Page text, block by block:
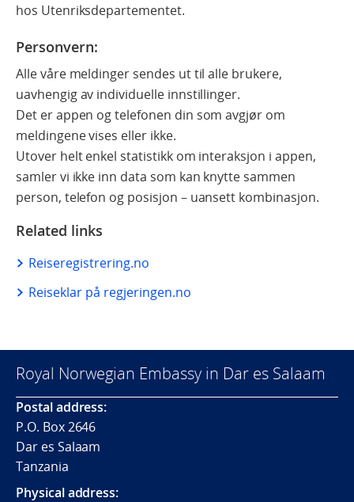
hos Utenriksdepartementet.
Personvern:
Alle våre meldinger sendes ut til alle brukere,
uavhengig av individuelle innstillinger.
Det er appen og telefonen din som avgjør om
meldingene vises eller ikke.
Utover helt enkel statistikk om interaksjon i appen,
samler vi ikke inn data som kan knytte sammen
person, telefon og posisjon – uansett kombinasjon.
Related links
Reiseregistrering.no
Reiseklar på regjeringen.no
Royal Norwegian Embassy in Dar es Salaam
Postal address:
P.O. Box 2646
Dar es Salaam
Tanzania
Physical address: